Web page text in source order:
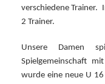
verschiedene Trainer.
2 Trainer.
Unsere Damen
Spielgemeinschaft
wurde eine neue U